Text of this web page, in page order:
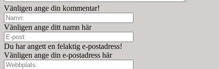
Vänligen ange din kommentar!
Vänligen ange ditt namn här
Du har angett en felaktig e-postadress!
Vänligen ange din e-postadress här